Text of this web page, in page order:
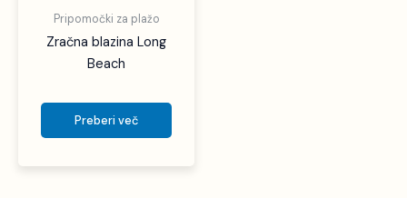
Pripomočki za plažo
Zračna blazina Long
Beach
Preberi več